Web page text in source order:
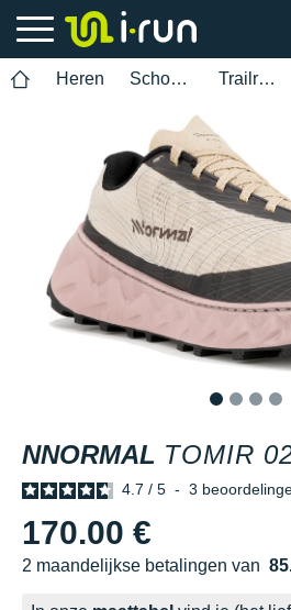
Heren Schoenen Trailrunning
NNORMAL TOMIR
4.7 / 5 - 3
170.00 €
2 maandelijkse betalingen van
zonder kosten